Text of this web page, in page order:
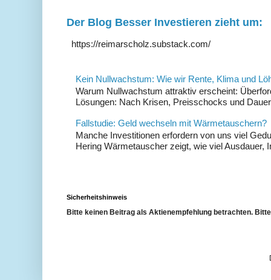
Der Blog Besser Investieren zieht um:
https://reimarscholz.substack.com/
Kein Nullwachstum: Wie wir Rente, Klima und
Warum Nullwachstum attraktiv erscheint:
Lösungen: Nach Krisen, Preisschocks und
Fallstudie: Geld wechseln mit Wärmetauschern?
Manche Investitionen erfordern von uns viel
Hering Wärmetauscher zeigt, wie viel Ausdauer,
Sicherheitshinweis
Bitte keinen Beitrag als Aktienempfehlung betrachten.